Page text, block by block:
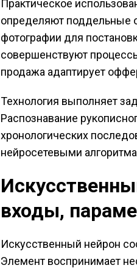
Практическое
определяют поддельные
фотографии для
совершенствуют
продажа адаптирует
Технология выполняет
Распознавание
хронологических
нейросетевыми
входы,
Искусственный нейрон
Элемент воспринимает